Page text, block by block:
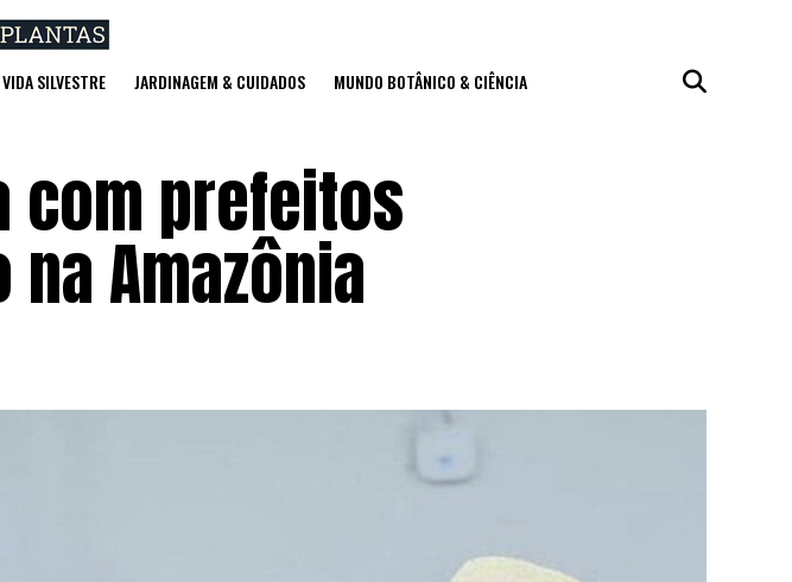
SILVESTRE JARDINAGEM & CUIDADOS MUNDO BOTÂNICO & CIÊNCIA
com prefeitos
Amazônia